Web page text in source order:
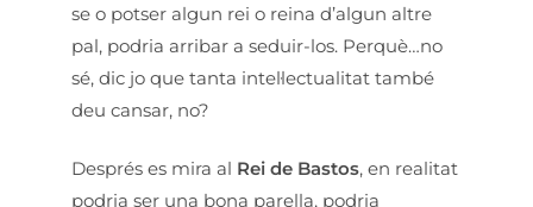
se o potser algun rei o reina d’algun altre
pal, podria arribar a seduir-los. Perquè…no
sé, dic jo que tanta intel·lectualitat també
deu cansar, no?
Després es mira al Rei de Bastos, en realitat
podria ser una bona parella, podria